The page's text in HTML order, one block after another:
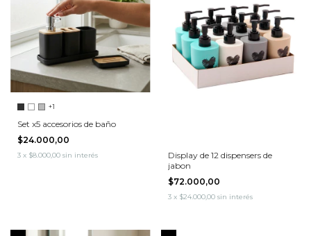
+1
Set x5 accesorios de baño
$24.000,00
3 x $8.000,00 sin interés
Display de 12 dispensers de
jabon
$72.000,00
3 x $24.000,00 sin interés